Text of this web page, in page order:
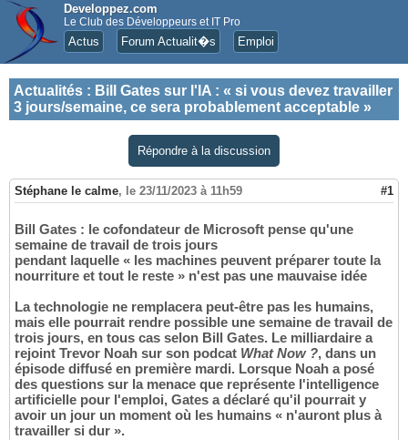
Developpez.com
Le Club des Développeurs et IT Pro
Actus Forum Actualit�s Emploi
Actualités : Bill Gates sur l'IA : « si vous devez travailler
3 jours/semaine, ce sera probablement acceptable »
Répondre à la discussion
Stéphane le calme, le 23/11/2023 à 11h59 #1
Bill Gates : le cofondateur de Microsoft pense qu'une
semaine de travail de trois jours
pendant laquelle « les machines peuvent préparer toute la
nourriture et tout le reste » n'est pas une mauvaise idée
La technologie ne remplacera peut-être pas les humains,
mais elle pourrait rendre possible une semaine de travail de
trois jours, en tous cas selon Bill Gates. Le milliardaire a
rejoint Trevor Noah sur son podcat What Now ?, dans un
épisode diffusé en première mardi. Lorsque Noah a posé
des questions sur la menace que représente l'intelligence
artificielle pour l'emploi, Gates a déclaré qu'il pourrait y
avoir un jour un moment où les humains « n'auront plus à
travailler si dur ».